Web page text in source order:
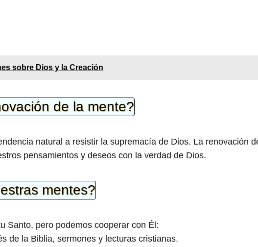
sobre Dios y la Creación
de la mente?
natural a resistir la supremacía de Dios. La renovación
pensamientos y deseos con la verdad de Dios.
mentes?
Santo, pero podemos cooperar con Él:
de la Biblia, sermones y lecturas cristianas.